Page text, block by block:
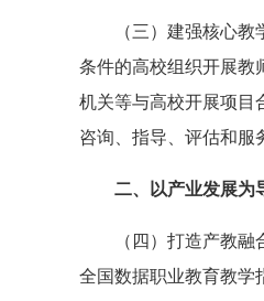
（三）建强核心
条件的高校组织开展教
机关等与高校开展项目
咨询、指导、评估和服
二、以产业发展为
（四）打造产教
全国数据职业教育教学